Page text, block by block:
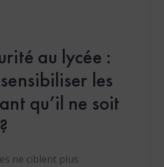
au lycée :
les
qu’il ne soit
ne ciblent plus